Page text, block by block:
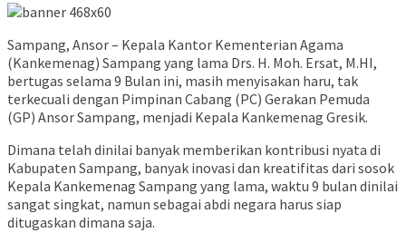
Sampang, Ansor – Kepala Kantor Kementerian Agama
(Kankemenag) Sampang yang lama Drs. H. Moh. Ersat, M.HI,
bertugas selama 9 Bulan ini, masih menyisakan haru, tak
terkecuali dengan Pimpinan Cabang (PC) Gerakan Pemuda
(GP) Ansor Sampang, menjadi Kepala Kankemenag Gresik.
Dimana telah dinilai banyak memberikan kontribusi nyata di
Kabupaten Sampang, banyak inovasi dan kreatifitas dari sosok
Kepala Kankemenag Sampang yang lama, waktu 9 bulan dinilai
sangat singkat, namun sebagai abdi negara harus siap
ditugaskan dimana saja.